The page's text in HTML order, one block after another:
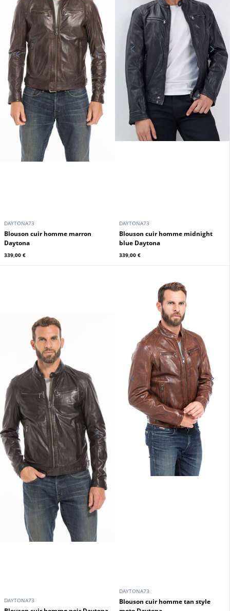
DAYTONA73
Blouson cuir homme marron
Daytona
339,00 €
DAYTONA73
blouson cuir homme midnight
blue Daytona
339,00 €
DAYTONA73
DAYTONA73
Blouson cuir homme tan style